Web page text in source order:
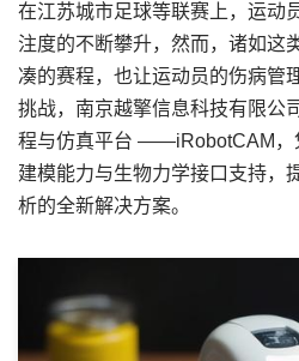
在江苏城市足球等联赛上，运动
注度的不断攀升，然而，诸如这
凑的赛程，也让运动员的伤病管
挑战，南京越擎信息科技有限公
程与仿真平台 ——iRobotCAM，
建模能力与生物力学接口支持，
析的全新解决方案。